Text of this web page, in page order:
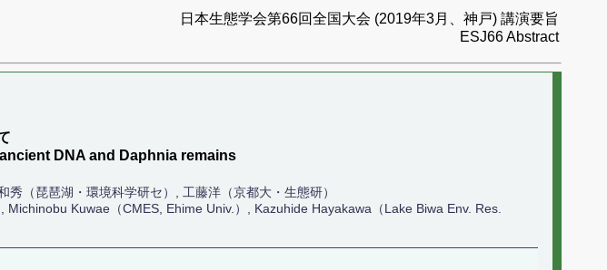
日本生態学会第66回全国大会 (2019年3月、神戸) 講演要旨
ESJ66 Abstract
DNA and Daphnia remains
（琵琶湖・環境科学研セ）, 工藤洋（京都大・生態研）
Kuwae（CMES, Ehime Univ.）, Kazuhide Hayakawa（Lake Biwa Env. Res.